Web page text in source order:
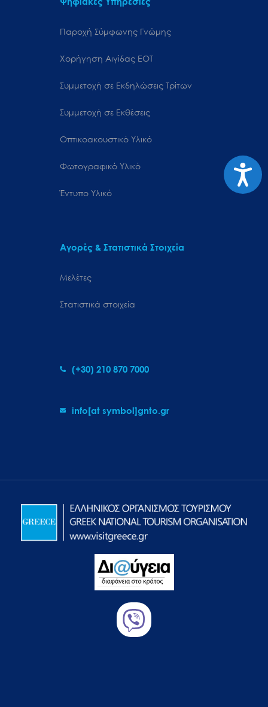
Παροχή Σύμφωνης Γνώμης
Χορήγηση Αιγίδας ΕΟΤ
Συμμετοχή σε Εκδηλώσεις Τρίτων
Συμμετοχή σε Εκθέσεις
Οπτικοακουστικό Υλικό
Φωτογραφικό Υλικό
Έντυπο Υλικό
Αγορές & Στατιστικά Στοιχεία
Μελέτες
Στατιστικά στοιχεία
(+30) 210 870 7000
info[at symbol]gnto.gr